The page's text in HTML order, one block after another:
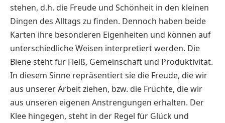
stehen, d.h. die Freude und Schönheit in den kleinen
Dingen des Alltags zu finden. Dennoch haben beide
Karten ihre besonderen Eigenheiten und können auf
unterschiedliche Weisen interpretiert werden. Die
Biene steht für Fleiß, Gemeinschaft und Produktivität.
In diesem Sinne repräsentiert sie die Freude, die wir
aus unserer Arbeit ziehen, bzw. die Früchte, die wir
aus unseren eigenen Anstrengungen erhalten. Der
Klee hingegen, steht in der Regel für Glück und